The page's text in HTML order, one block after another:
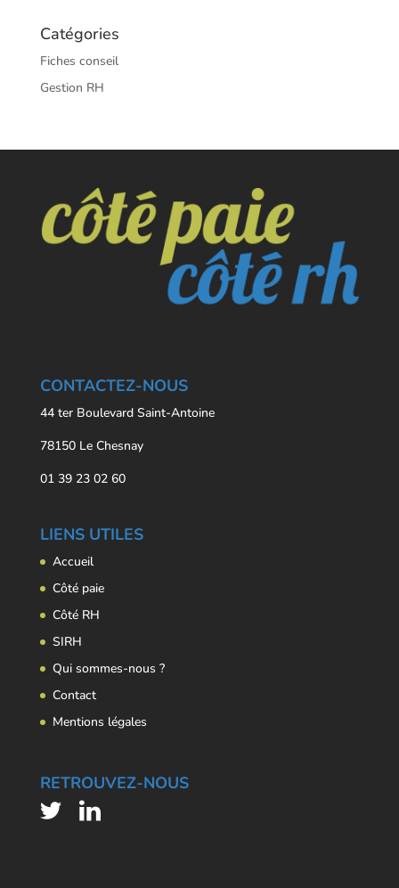
Catégories
Fiches conseil
Gestion RH
CONTACTEZ-NOUS
44 ter Boulevard Saint-Antoine
78150 Le Chesnay
01 39 23 02 60
LIENS UTILES
Accueil
Côté paie
Côté RH
SIRH
Qui sommes-nous ?
Contact
Mentions légales
RETROUVEZ-NOUS